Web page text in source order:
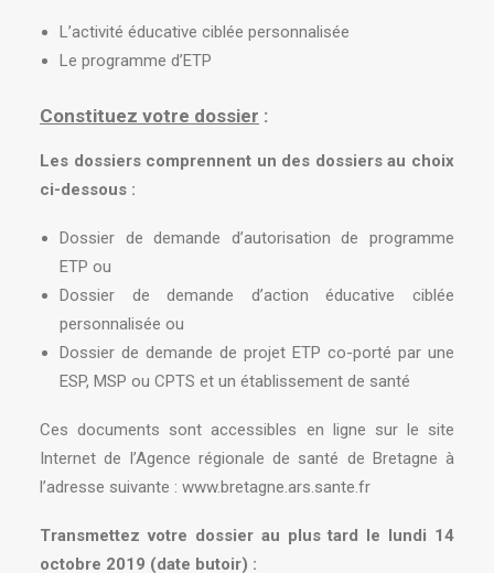
L’activité éducative ciblée personnalisée
Le programme d’ETP
Constituez votre dossier :
Les dossiers comprennent un des dossiers au choix
ci-dessous :
Dossier de demande d’autorisation de programme
ETP ou
Dossier de demande d’action éducative ciblée
personnalisée ou
Dossier de demande de projet ETP co-porté par une
ESP, MSP ou CPTS et un établissement de santé
Ces documents sont accessibles en ligne sur le site
Internet de l’Agence régionale de santé de Bretagne à
l’adresse suivante : www.bretagne.ars.sante.fr
Transmettez votre dossier au plus tard le lundi 14
octobre 2019 (date butoir) :